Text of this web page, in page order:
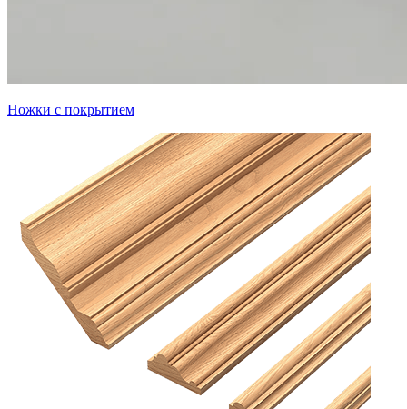
Ножки с покрытием